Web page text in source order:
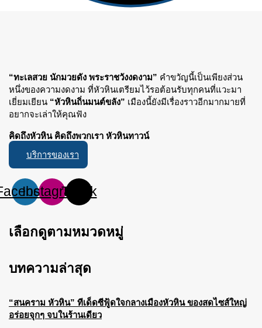
“ทะเลสวย นักมวยดัง พระราชวังงดงาม” คำขวัญนี้เป็นเพียงส่วน
หนึ่งของความงดงาม ที่หัวหินเตรียมไว้รอต้อนรับทุกคนที่แวะมา
เยี่ยมเยียน “หัวหินถิ่นมนต์ขลัง” เมืองนี้ยังมีเรื่องราวอีกมากมายที่
อยากจะเล่าให้คุณฟัง
คิดถึงหัวหิน คิดถึงพวกเรา หัวหินทาวน์
บริการของเรา
InstagramTiktok
เลือกดูตามหมวดหมู่
บทความล่าสุด
“สนคราม หัวหิน” ทีเด็ดซีฟู้ดใจกลางเมืองหัวหิน ของสดไซส์ใหญ่
อร่อยจุกๆ จบในร้านเดียว